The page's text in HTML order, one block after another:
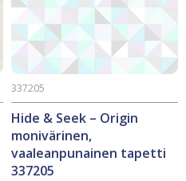
Hide & Seek – Origin
monivärinen,
vaaleanpunainen tapetti
337205
337205